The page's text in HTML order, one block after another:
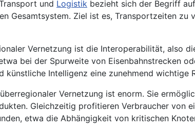
und Logistik bezieht sich der Begriff
Gesamtsystem. Ziel ist es, Transportzeiten
Vernetzung ist die Interoperabilität, also
bei der Spurweite von Eisenbahnstrecken
Intelligenz eine zunehmend wichtige
Vernetzung ist enorm. Sie
Gleichzeitig profitieren Verbraucher von
etwa die Abhängigkeit von kritischen